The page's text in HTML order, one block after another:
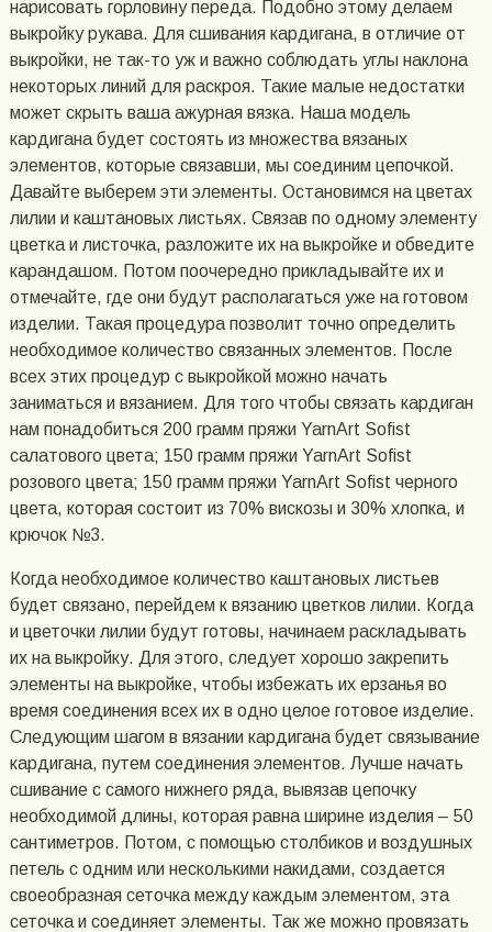
нарисовать горловину переда. Подобно этому делаем
выкройку рукава. Для сшивания кардигана, в отличие от
выкройки, не так-то уж и важно соблюдать углы наклона
некоторых линий для раскроя. Такие малые недостатки
может скрыть ваша ажурная вязка. Наша модель
кардигана будет состоять из множества вязаных
элементов, которые связавши, мы соединим цепочкой.
Давайте выберем эти элементы. Остановимся на цветах
лилии и каштановых листьях. Связав по одному элементу
цветка и листочка, разложите их на выкройке и обведите
карандашом. Потом поочередно прикладывайте их и
отмечайте, где они будут располагаться уже на готовом
изделии. Такая процедура позволит точно определить
необходимое количество связанных элементов. После
всех этих процедур с выкройкой можно начать
заниматься и вязанием. Для того чтобы связать кардиган
нам понадобиться 200 грамм пряжи YarnArt Sofist
салатового цвета; 150 грамм пряжи YarnArt Sofist
розового цвета; 150 грамм пряжи YarnArt Sofist черного
цвета, которая состоит из 70% вискозы и 30% хлопка, и
крючок №3.
Когда необходимое количество каштановых листьев
будет связано, перейдем к вязанию цветков лилии. Когда
и цветочки лилии будут готовы, начинаем раскладывать
их на выкройку. Для этого, следует хорошо закрепить
элементы на выкройке, чтобы избежать их ерзанья во
время соединения всех их в одно целое готовое изделие.
Следующим шагом в вязании кардигана будет связывание
кардигана, путем соединения элементов. Лучше начать
сшивание с самого нижнего ряда, вывязав цепочку
необходимой длины, которая равна ширине изделия – 50
сантиметров. Потом, с помощью столбиков и воздушных
петель с одним или несколькими накидами, создается
своеобразная сеточка между каждым элементом, эта
сеточка и соединяет элементы. Так же можно провязать